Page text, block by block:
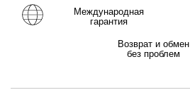
Международная
гарантия
Возврат и обмен
без проблем